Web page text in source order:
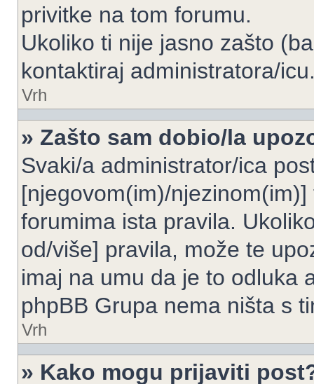
privitke na tom forumu.
Ukoliko ti nije jasno zašto
kontaktiraj administratora/
Vrh
» Zašto sam dobio/la
Svaki/a administrator/ica
[njegovom(im)/
forumima ista pravila.
od/više] pravila, može te
imaj na umu da je to odluka
phpBB Grupa nema ništa s
Vrh
» Kako mogu prijaviti